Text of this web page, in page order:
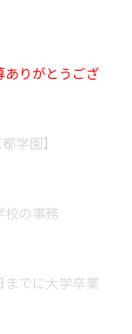
ありがとうござ
学園】
の事務
までに大学卒業